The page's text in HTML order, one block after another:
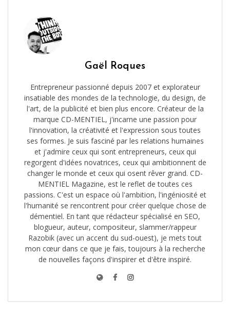
Gaël Roques
Entrepreneur passionné depuis 2007 et explorateur
insatiable des mondes de la technologie, du design, de
l'art, de la publicité et bien plus encore. Créateur de la
marque CD-MENTIEL, j'incarne une passion pour
l'innovation, la créativité et l'expression sous toutes
ses formes. Je suis fasciné par les relations humaines
et j'admire ceux qui sont entrepreneurs, ceux qui
regorgent d'idées novatrices, ceux qui ambitionnent de
changer le monde et ceux qui osent rêver grand. CD-
MENTIEL Magazine, est le reflet de toutes ces
passions. C'est un espace où l'ambition, l'ingéniosité et
l'humanité se rencontrent pour créer quelque chose de
démentiel. En tant que rédacteur spécialisé en SEO,
blogueur, auteur, compositeur, slammer/rappeur
Razobik (avec un accent du sud-ouest), je mets tout
mon cœur dans ce que je fais, toujours à la recherche
de nouvelles façons d'inspirer et d'être inspiré.